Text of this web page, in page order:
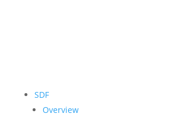
SDF
Overview